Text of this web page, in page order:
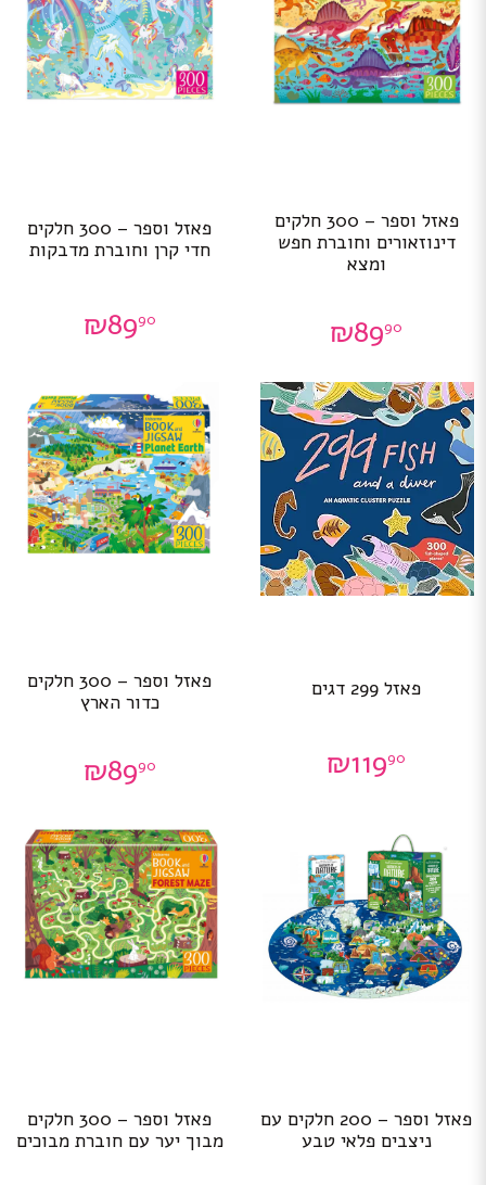
פאזל וספר – 300 חלקים
דינוזאורים וחוברת חפש
ומצא
₪8990
פאזל וספר – 300 חלקים
חדי קרן וחוברת מדבקות
₪8990
פאזל 299 דגים
₪11990
פאזל וספר – 300 חלקים
כדור הארץ
₪8990
פאזל וספר – 200 חלקים עם
ניצבים פלאי טבע
פאזל וספר – 300 חלקים
מבוך יער עם חוברת מבוכים